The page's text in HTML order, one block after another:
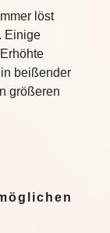
löst
Einige
beißender
größeren